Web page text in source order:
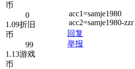
币
0
1.09折旧
币
99
1.13游戏
币
acc1=samje1980
acc2=samje1980-zzr
回复
举报